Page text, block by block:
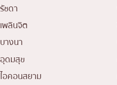
รัชดา
เพลินจิต
บางนา
อุดมสุข
ไอคอนสยาม